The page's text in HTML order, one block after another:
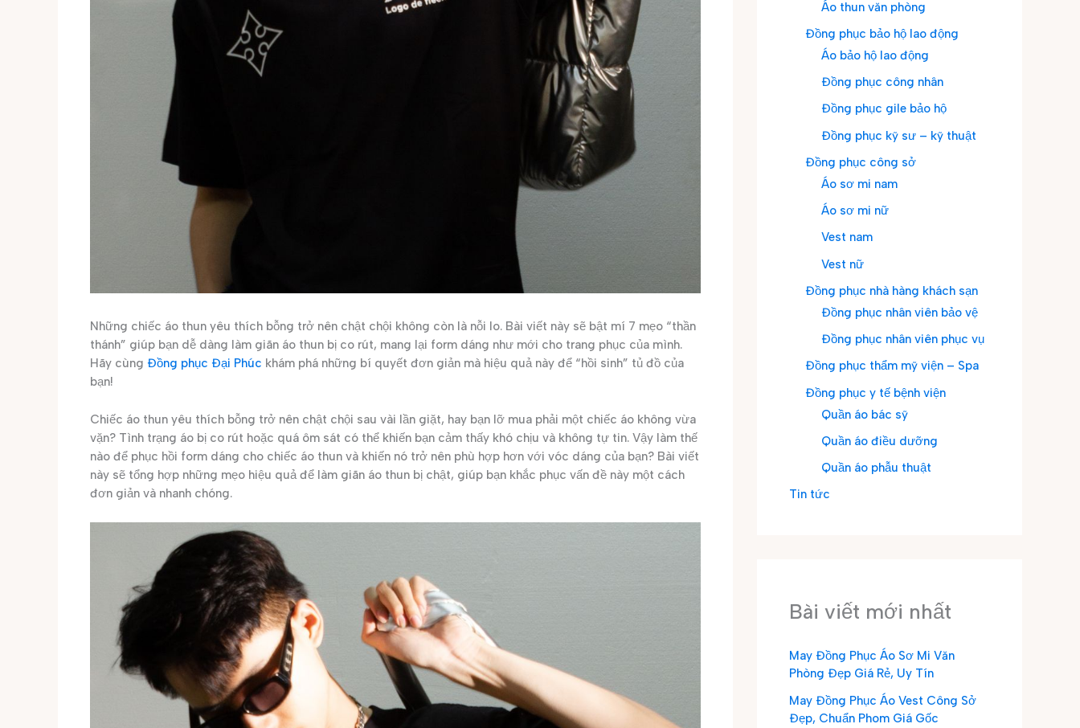
Những chiếc áo thun yêu thích bỗng trở nên chật chội không còn là nỗi lo. Bài viết này sẽ bật mí 7 mẹo “thần
thánh” giúp bạn dễ dàng làm giãn áo thun bị co rút, mang lại form dáng như mới cho trang phục của mình.
Hãy cùng Đồng phục Đại Phúc khám phá những bí quyết đơn giản mà hiệu quả này để “hồi sinh” tủ đồ của
bạn!
Chiếc áo thun yêu thích bỗng trở nên chật chội sau vài lần giặt, hay bạn lỡ mua phải một chiếc áo không vừa
vặn? Tình trạng áo bị co rút hoặc quá ôm sát có thể khiến bạn cảm thấy khó chịu và không tự tin. Vậy làm thế
nào để phục hồi form dáng cho chiếc áo thun và khiến nó trở nên phù hợp hơn với vóc dáng của bạn? Bài viết
này sẽ tổng hợp những mẹo hiệu quả để làm giãn áo thun bị chật, giúp bạn khắc phục vấn đề này một cách
đơn giản và nhanh chóng.
Áo thun văn phòng
Đồng phục bảo hộ lao động
Áo bảo hộ lao động
Đồng phục công nhân
Đồng phục gile bảo hộ
Đồng phục kỹ sư – kỹ thuật
Đồng phục công sở
Áo sơ mi nam
Áo sơ mi nữ
Vest nam
Vest nữ
Đồng phục nhà hàng khách sạn
Đồng phục nhân viên bảo vệ
Đồng phục nhân viên phục vụ
Đồng phục thẩm mỹ viện – Spa
Đồng phục y tế bệnh viện
Quần áo bác sỹ
Quần áo điều dưỡng
Quần áo phẫu thuật
Tin tức
Bài viết mới nhất
May Đồng Phục Áo Sơ Mi Văn
Phòng Đẹp Giá Rẻ, Uy Tín
May Đồng Phục Áo Vest Công Sở
Đẹp, Chuẩn Phom Giá Gốc